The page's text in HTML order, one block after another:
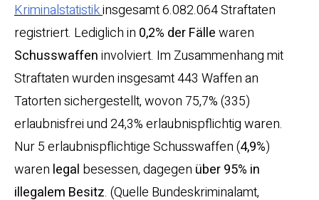
Kriminalstatistikinsgesamt 6.082.064 Straftaten
registriert. Lediglich in 0,2% der Fällewaren
Schusswaffeninvolviert. Im Zusammenhang mit
Straftaten wurden insgesamt 443 Waffen an
Tatorten sichergestellt, wovon 75,7% (335)
erlaubnisfrei und 24,3% erlaubnispflichtig waren.
Nur 5 erlaubnispflichtige Schusswaffen (4,9%)
waren legal besessen, dagegen über 95% in
illegalem Besitz. (Quelle Bundeskriminalamt,